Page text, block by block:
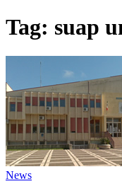
Tag: suap
News